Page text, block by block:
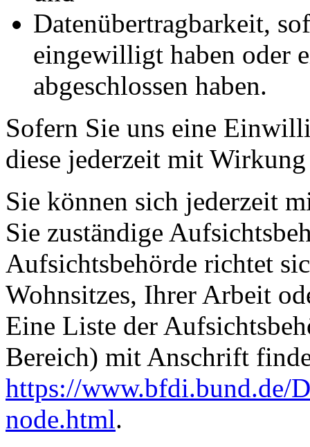
Datenübertragbarkeit,
eingewilligt haben oder
abgeschlossen haben.
Sofern Sie uns eine
diese jederzeit mit
Sie können sich jederzeit
Sie zuständige
Aufsichtsbehörde richtet
Wohnsitzes, Ihrer Arbeit
Eine Liste der
Bereich) mit Anschrift
https://www.bfdi.bund.de/
node.html.